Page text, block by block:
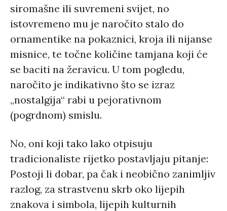
siromašne ili suvremeni svijet, no
istovremeno mu je naročito stalo do
ornamentike na pokaznici, kroja ili nijanse
misnice, te točne količine tamjana koji će
se baciti na žeravicu. U tom pogledu,
naročito je indikativno što se izraz
„nostalgija“ rabi u pejorativnom
(pogrdnom) smislu.
No, oni koji tako lako otpisuju
tradicionaliste rijetko postavljaju pitanje:
Postoji li dobar, pa čak i neobično zanimljiv
razlog, za strastvenu skrb oko lijepih
znakova i simbola, lijepih kulturnih